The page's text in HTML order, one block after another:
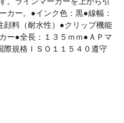
カー。●インク色：黒●線幅：
顔料（耐水性）●クリップ機能
ー●全長：１３５ｍｍ●ＡＰマ
際規格ＩＳＯ１１５４０遵守